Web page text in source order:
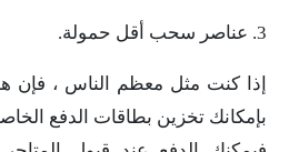
3. عناصر سحب أقل حمولة.
إذا كنت مثل معظم الناس ، فإن
بإمكانك تخزين بطاقات الدفع